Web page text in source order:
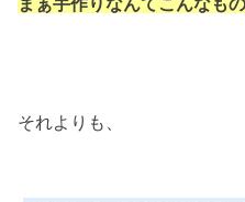
それよりも、